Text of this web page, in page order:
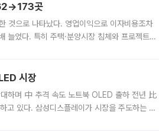
곳
것으로 나타났다. 영업이익으로 이자비용조차
었다. 특히 주택·분양시장 침체와 프로젝트파
시장
하며 中 추격 속도 노트북 OLED 출하 전년 比
있다. 삼성디스플레이가 시장을 주도하는 가